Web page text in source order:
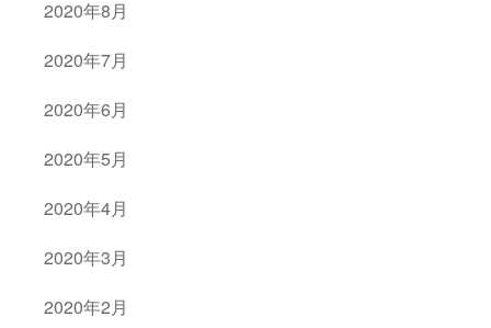
2020年8月
2020年7月
2020年6月
2020年5月
2020年4月
2020年3月
2020年2月